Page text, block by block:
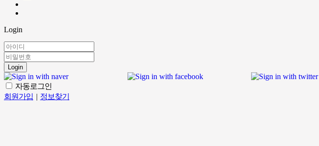
Login
Login
자동로그인
회원가입 | 정보찾기